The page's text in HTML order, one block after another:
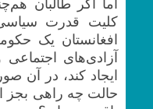
کلیت قدرت
افغانستان یک
آزادی‌های
ایجاد کند، در آن
حالت چه راهی بجز